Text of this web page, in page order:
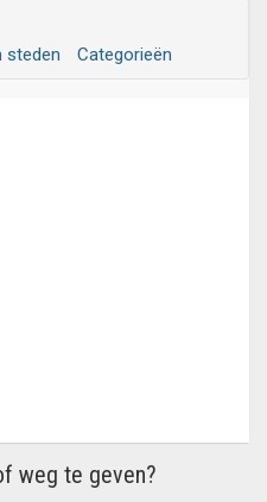
steden Categorieën
weg te geven?